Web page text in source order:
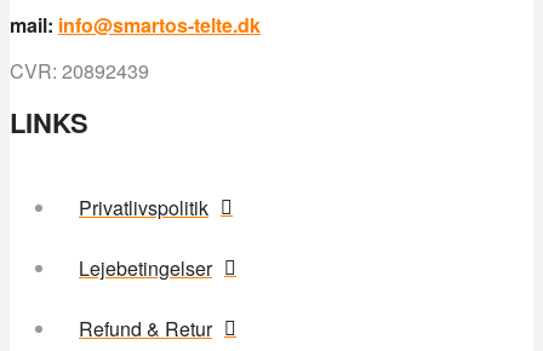
mail: info@smartos-telte.dk
CVR: 20892439
LINKS
Privatlivspolitik
Lejebetingelser
Refund & Retur